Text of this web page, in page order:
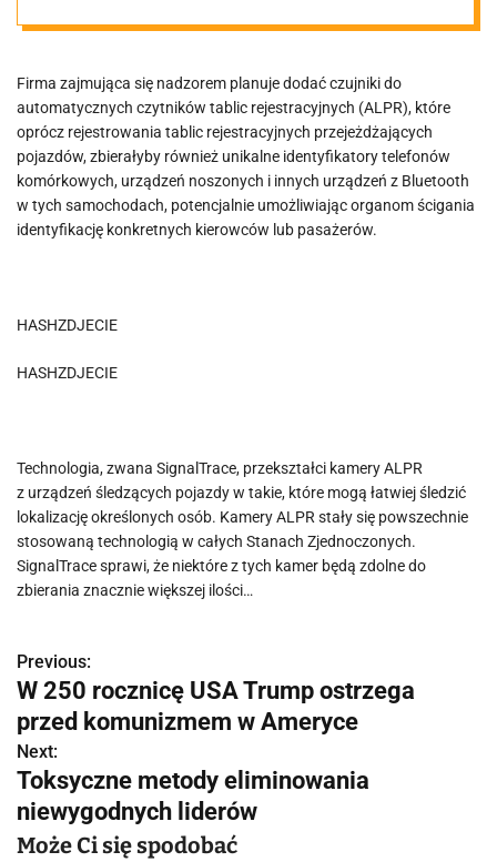
rejestracyjnych
śledzenie
telefonów,
AirPodów i
Firma zajmująca się nadzorem planuje dodać czujniki do
automatycznych czytników tablic rejestracyjnych (ALPR), które
oprócz rejestrowania tablic rejestracyjnych przejeżdżających
pojazdów, zbierałyby również unikalne identyfikatory telefonów
komórkowych, urządzeń noszonych i innych urządzeń z Bluetooth
w tych samochodach, potencjalnie umożliwiając organom ścigania
identyfikację konkretnych kierowców lub pasażerów.
HASHZDJECIE
HASHZDJECIE
Technologia, zwana SignalTrace, przekształci kamery ALPR
z urządzeń śledzących pojazdy w takie, które mogą łatwiej śledzić
lokalizację określonych osób. Kamery ALPR stały się powszechnie
stosowaną technologią w całych Stanach Zjednoczonych.
SignalTrace sprawi, że niektóre z tych kamer będą zdolne do
zbierania znacznie większej ilości…
N
a
w
i
g
Previous:
W 250 rocznicę USA Trump ostrzega
przed komunizmem w Ameryce
Next:
Toksyczne metody eliminowania
niewygodnych liderów
Może Ci się spodobać